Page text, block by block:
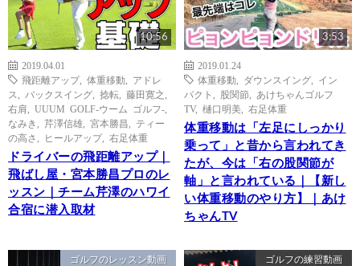
10:56
2019.04.01
飛距離アップ, 体重移動
アドレ
ス
バックスイング 捻転 藤田寛之
右肩
UUUM GOLF-ウーム ゴルフ-
なみき
芹澤信雄 宮本勝昌
ティー
の高さ
ヒールアップ, 右足体重
ドライバーの飛距離アップ｜
飛ばし屋・宮本勝昌プロのレ
ッスン｜チーム芹澤のハワイ
合宿に潜入取材
3:53
2019.01.24
体重移動
ダウンスイング
イン
パクト
股関節
あけちゃんゴルフ
TV, 樋口明美 右足体重
体重移動は「左足にしっかり
乗って」と昔から言われてき
たが、今は「右の股関節が
軸」と言われている｜【新し
い体重移動のやり方】｜あけ
ちゃんTV
ゴルフのレッスン動画 ゴルフの練習動画